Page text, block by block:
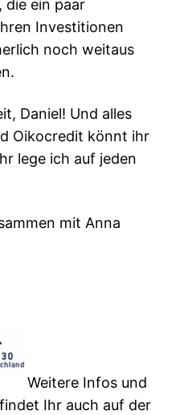
die ein paar
Investitionen
noch weitaus
Daniel! Und alles
Oikocredit könnt ihr
lege ich auf jeden
mit Anna
Weitere Infos und
Ihr auch auf der